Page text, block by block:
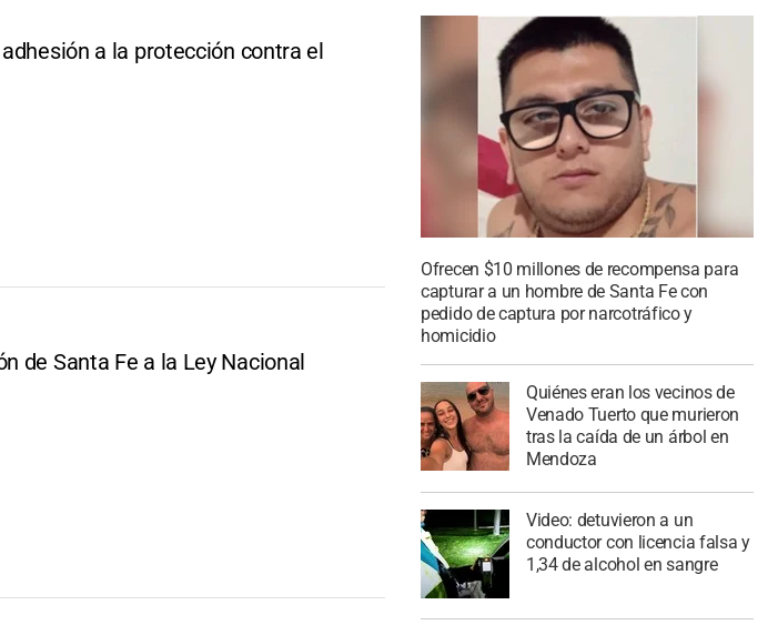
a la protección contra el
de Santa Fe a la Ley Nacional
Ofrecen $10 millones de recompensa para
capturar a un hombre de Santa Fe con
pedido de captura por narcotráfico y
homicidio
Quiénes eran los vecinos de
Venado Tuerto que murieron
tras la caída de un árbol en
Mendoza
Video: detuvieron a un
conductor con licencia falsa y
1,34 de alcohol en sangre